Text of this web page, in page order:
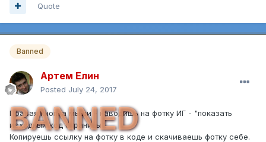
Quote
Banned
Артем Елин
Posted July 24, 2017
BANNED
Правая кнопка мыши - наводишь на фотку ИГ - "показать
исходный код страницы".
Копируешь ссылку на фотку в коде и скачиваешь фотку себе.